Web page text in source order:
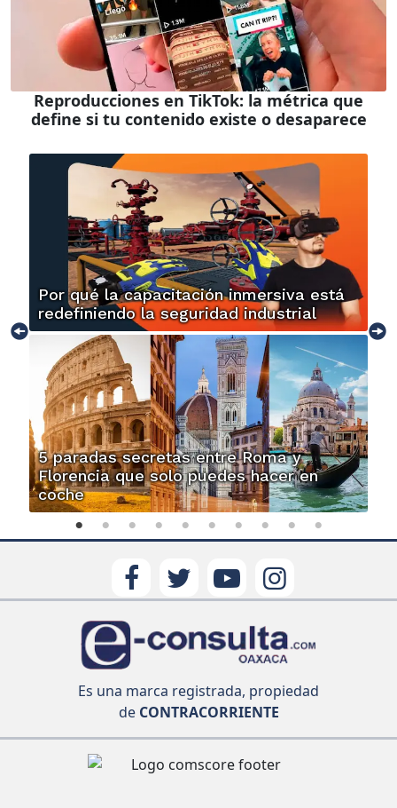
Reproducciones en TikTok: la métrica que
define si tu contenido existe o desaparece
Por qué la capacitación inmersiva está
redefiniendo la seguridad industrial
5 paradas secretas entre Roma y
Florencia que solo puedes hacer en
coche
Es una marca registrada, propiedad
deCONTRACORRIENTE